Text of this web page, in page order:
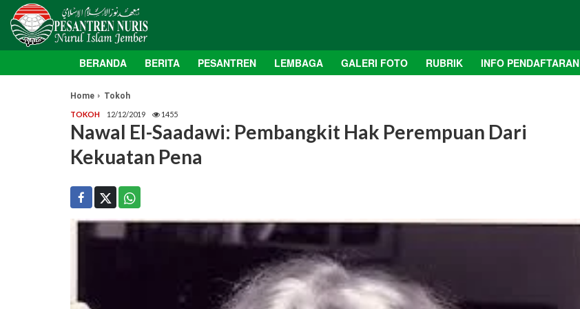
BERANDA BERITA PESANTREN LEMBAGA GALERI FOTO RUBRIK INFO PENDAFTARAN
Home Tokoh
TOKOH 12/12/2019 1455
Nawal El-Saadawi: Pembangkit Hak Perempuan Dari
Kekuatan Pena